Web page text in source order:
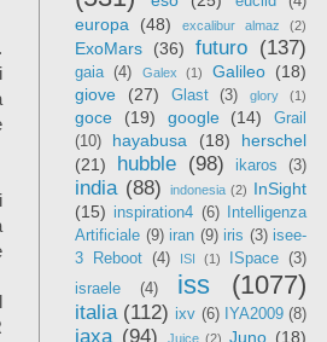
europa (48) excalibur almaz (2)
ExoMars (36) futuro (137)
gaia (4) Galex (1) Galileo (18)
giove
(27) Glast (3) glory (1)
goce (19) google (14)
Grail
(10)
hayabusa (18)
herschel
(21)
hubble (98) ikaros (3)
india (88) indonesia (2) InSight
(15) inspiration4 (6)
Intelligenza
Artificiale (9) iran (9) iris (3) isee-
3 Reboot (4) ISI (1) ISpace (3)
israele
(4) iss (1077)
italia (112) ixv (6) IYA2009 (8)
jaxa (94) Juice (2) Juno (18)